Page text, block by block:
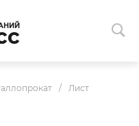
/ Лист